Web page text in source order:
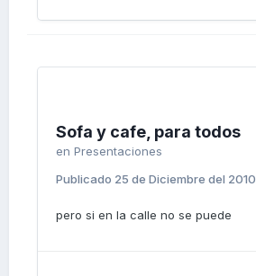
Sofa y cafe, para todos
en Presentaciones
Publicado 25 de Diciembre del 2010
pero si en la calle no se puede